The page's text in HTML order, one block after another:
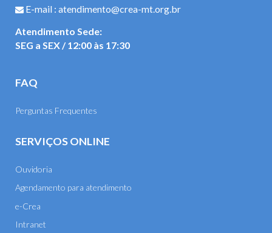
E-mail : atendimento@crea-mt.org.br
Atendimento Sede:
SEG a SEX / 12:00 às 17:30
FAQ
Perguntas Frequentes
SERVIÇOS ONLINE
Ouvidoria
Agendamento para atendimento
e-Crea
Intranet